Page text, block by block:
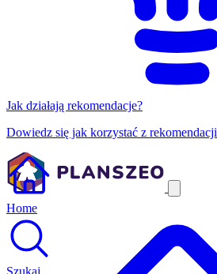
Jak działają rekomendacje?
Dowiedz się jak korzystać z rekomendacji
Home
Szukaj